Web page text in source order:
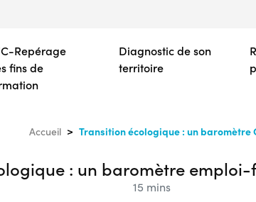
contenu
principal
Repérage
fins de
Diagnostic de son
territoire
Accueil Transition écologique : un baromètre
: un baromètre
15 mins